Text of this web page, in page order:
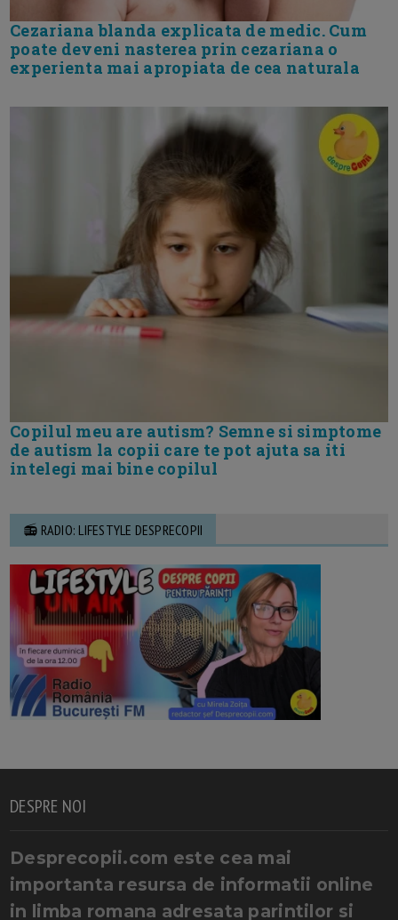
Cezariana blanda explicata de medic. Cum
poate deveni nasterea prin cezariana o
experienta mai apropiata de cea naturala
Copilul meu are autism? Semne si simptome
de autism la copii care te pot ajuta sa iti
intelegi mai bine copilul
📻 RADIO: LIFESTYLE DESPRECOPII
DESPRE NOI
Desprecopii.com este cea mai
importanta resursa de informatii online
in limba romana adresata parintilor si